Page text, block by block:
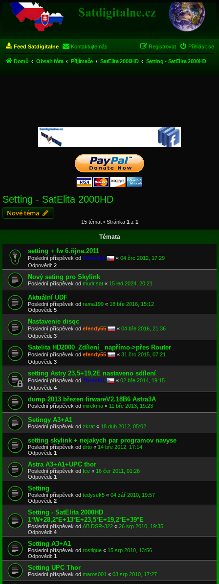
Feed Satdigitalne Kontaktujte nás Přihlásit se
Registrovat
Domů Obsah fóra Přijímače SatElita 2000HD Setting - SatElita 2000HD
Setting - SatElita 2000HD
Nové téma
15 témat • Stránka 1 z 1
Témata
setting + fw 6.října.2011
Poslední příspěvek od Thomik1 « 04 črc 2012, 17:29
Odpovědi: 2
Nový seting pro Skylink
Poslední příspěvek od mudr.sat « 15 led 2024, 20:21
Aktuální UDF
Poslední příspěvek od rama199 « 18 bře 2016, 15:12
Odpovědi: 5
Nastavenie disqc
Poslední příspěvek od efendy55 « 04 bře 2016, 21:36
Odpovědi: 3
Satelita HD2000_Zdílení_ napřímo->přes Router
Poslední příspěvek od efendy55 « 31 črc 2015, 07:21
Odpovědi: 3
setting Astry 23,5+19,2E nastaveno sdílení
Poslední příspěvek od Thomik1 « 02 bře 2014, 19:15
Odpovědi: 4
dump 2013 březen firwareV2.18B6 Astra3A
Poslední příspěvek od mirekma « 11 bře 2013, 19:23
Setingy A3+A1
Poslední příspěvek od zkrat « 18 dub 2012, 05:02
setting skylink + nejakych par programov navyse
Poslední příspěvek od drto « 14 bře 2012, 17:14
Odpovědi: 1
Astra A3+A1+UPC thor
Poslední příspěvek od Ice « 16 čer 2011, 01:26
Odpovědi: 1
Setting
Poslední příspěvek od tedysek5 « 04 zář 2010, 19:57
Odpovědi: 2
Setting - SatElita 2000HD
1°W+28,2°E+13°E+23,5°E+19,2°E+39°E
Poslední příspěvek od AB DSR-322 « 26 srp 2010, 19:35
Odpovědi: 4
Setting A3+A1
Poslední příspěvek od rostigue « 15 srp 2010, 13:56
Odpovědi: 1
Setting UPC Thor
Poslední příspěvek od maros001 « 03 srp 2010, 17:27